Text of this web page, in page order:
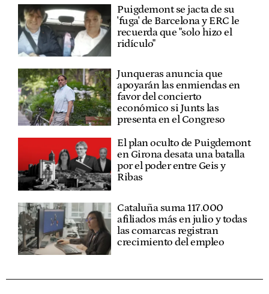
Puigdemont se jacta de su
'fuga' de Barcelona y ERC le
recuerda que "solo hizo el
ridículo"
Junqueras anuncia que
apoyarán las enmiendas en
favor del concierto
económico si Junts las
presenta en el Congreso
El plan oculto de Puigdemont
en Girona desata una batalla
por el poder entre Geis y
Ribas
Cataluña suma 117.000
afiliados más en julio y todas
las comarcas registran
crecimiento del empleo